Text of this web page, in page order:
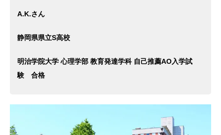
A.K.さん
静岡県県立S高校
明治学院大学 心理学部 教育発達学科 自己推薦AO入学試
験 合格